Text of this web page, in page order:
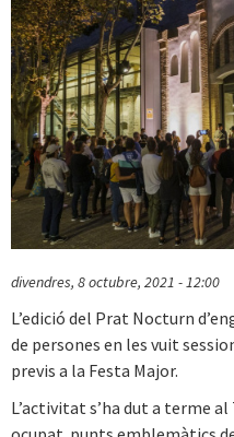
divendres, 8 octubre, 2021 - 12:00
L’edició del Prat Nocturn
de persones en les vuit
previs a la Festa Major.
L’activitat s’ha dut a terme